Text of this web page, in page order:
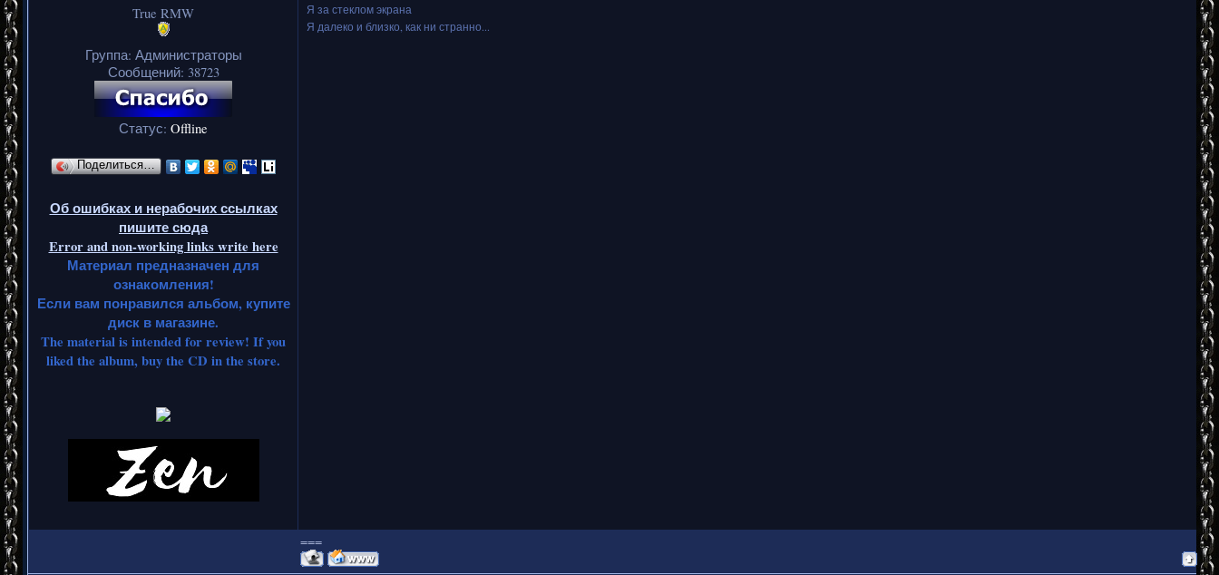
True RMW
Группа: Администраторы
Сообщений: 38723
Статус: Offline
Поделиться…
Об ошибках и нерабочих ссылках
пишите сюда
Error and non-working links write here
Материал предназначен для
ознакомления!
Если вам понравился альбом, купите
диск в магазине.
The material is intended for review! If you
liked the album, buy the CD in the store.
Я за стеклом экрана
Я далеко и близко, как ни странно...
===